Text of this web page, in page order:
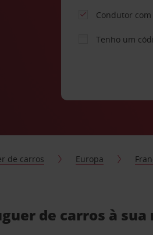
Condutor
Tenho um
de carros Europa
de carros à sua